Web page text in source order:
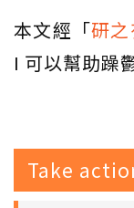
本文經「研
I 可以幫助躁
Take